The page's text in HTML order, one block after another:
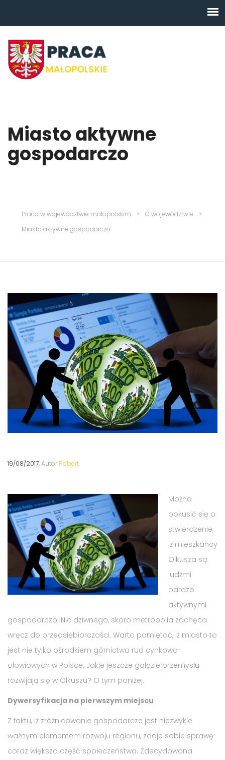
Miasto aktywne
gospodarczo
Praca w województwie małopolskim > O województwie
>
Miasto aktywne gospodarczo
19/08/2017, Autor Robert
Można
pokusić się o
stwierdzenie,
iż mieszkańcy
Olkusza są
ludźmi
bardzo
aktywnymi
gospodarczo. Nic dziwnego, skoro metropolia zachęca
wręcz do przedsiębiorczości. Warto pamiętać, iż miasto to
jest nie tylko ośrodkiem górnictwa rud cynkowo-
ołowiowych w Polsce. Jakie jeszcze gałęzie przemysłu
rozwijają się w Olkuszu? O tym poniżej.
Dywersyfikacja na pierwszym miejscu
Z faktu, iż zróżnicowanie gospodarcze jest niezwykle
ważnym elementem rozwoju regionu, zdaje sobie sprawę
coraz większa część społeczeństwa. Zdecydowana